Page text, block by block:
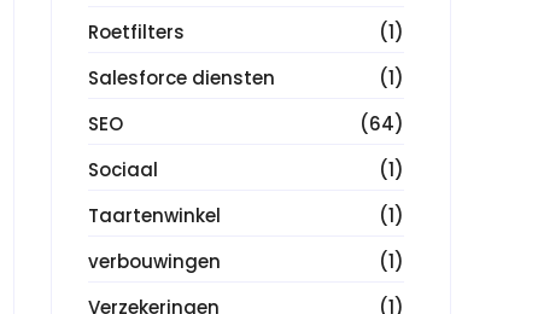
Roetfilters
(1)
Salesforce diensten
(1)
SEO
(64)
Sociaal
(1)
Taartenwinkel
(1)
verbouwingen
(1)
Verzekeringen
(1)